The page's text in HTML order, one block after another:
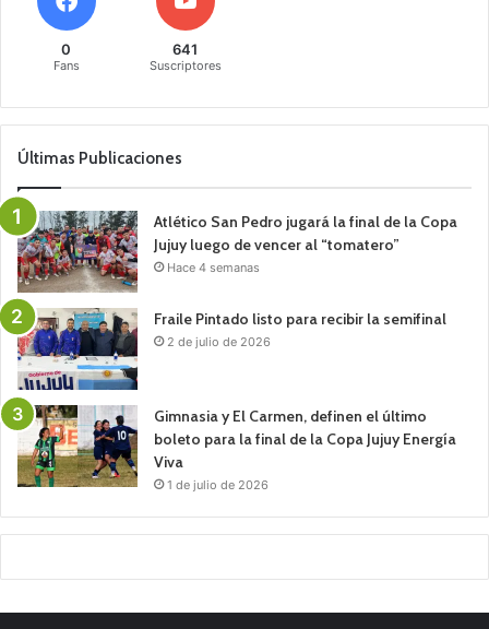
0
Fans
641
Suscriptores
Últimas Publicaciones
Atlético San Pedro jugará la final de la Copa
Jujuy luego de vencer al “tomatero”
Hace 4 semanas
Fraile Pintado listo para recibir la semifinal
2 de julio de 2026
Gimnasia y El Carmen, definen el último
boleto para la final de la Copa Jujuy Energía
Viva
1 de julio de 2026